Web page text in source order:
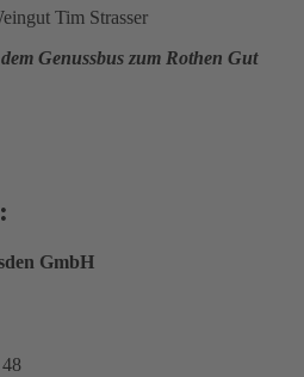
Tim Strasser
Genussbus zum Rothen Gut
GmbH